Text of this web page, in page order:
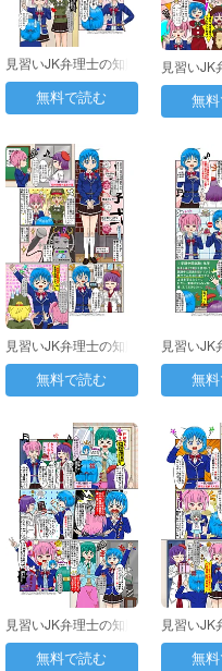
見習いJK弁理士の知財
日誌 第4日目：…
無料で読む
見習いJK
日誌 第
無
見習いJK弁理士の知財
日誌
無料で読む
見習いJK
日誌 第
無
見習いJK弁理士の知財
日誌 第28日目：…
無料で読む
見習いJK
日誌 第
無